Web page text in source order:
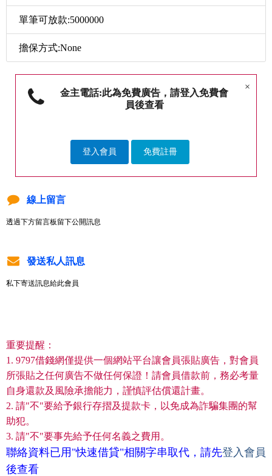
單筆可放款:5000000
擔保方式:None
×
金主電話:此為免費廣告，請登入免費會
員後查看
登入會員 免費註冊
線上留言
透過下方留言板留下公開訊息
發送私人訊息
私下寄送訊息給此會員
重要提醒：
1. 9797借錢網僅提供一個網站平台讓會員張貼廣告，對會員
所張貼之任何廣告不做任何保證！請會員借款前，務必考量
自身還款及風險承擔能力，謹慎評估償還計畫。
2. 請"不"要給予銀行存摺及提款卡，以免成為詐騙集團的幫
助犯。
3. 請"不"要事先給予任何名義之費用。
聯絡資料已用"快速借貸"相關字串取代，請先登入會員
後查看